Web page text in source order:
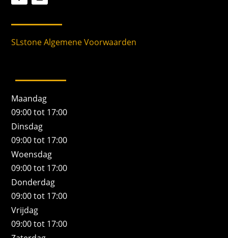
SLstone Algemene Voorwaarden
Maandag
09:00 tot 17:00
Dinsdag
09:00 tot 17:00
Woensdag
09:00 tot 17:00
Donderdag
09:00 tot 17:00
Vrijdag
09:00 tot 17:00